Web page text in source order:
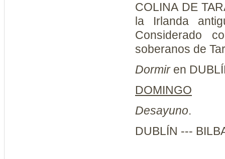
COLINA DE
la Irlanda
Considerado
soberanos de
Dormiren
DOMINGO
Desayuno.
DUBLÍN ---